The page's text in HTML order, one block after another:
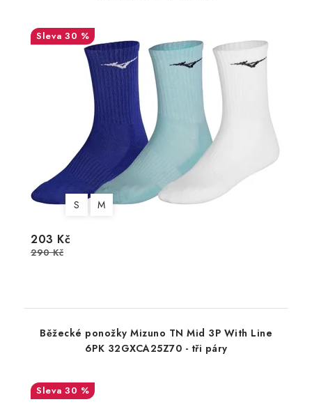
30 %
S M
203 Kč
290 Kč
Běžecké ponožky Mizuno TN Mid 3P With Line
6PK 32GXCA25Z70 - tři páry
30 %